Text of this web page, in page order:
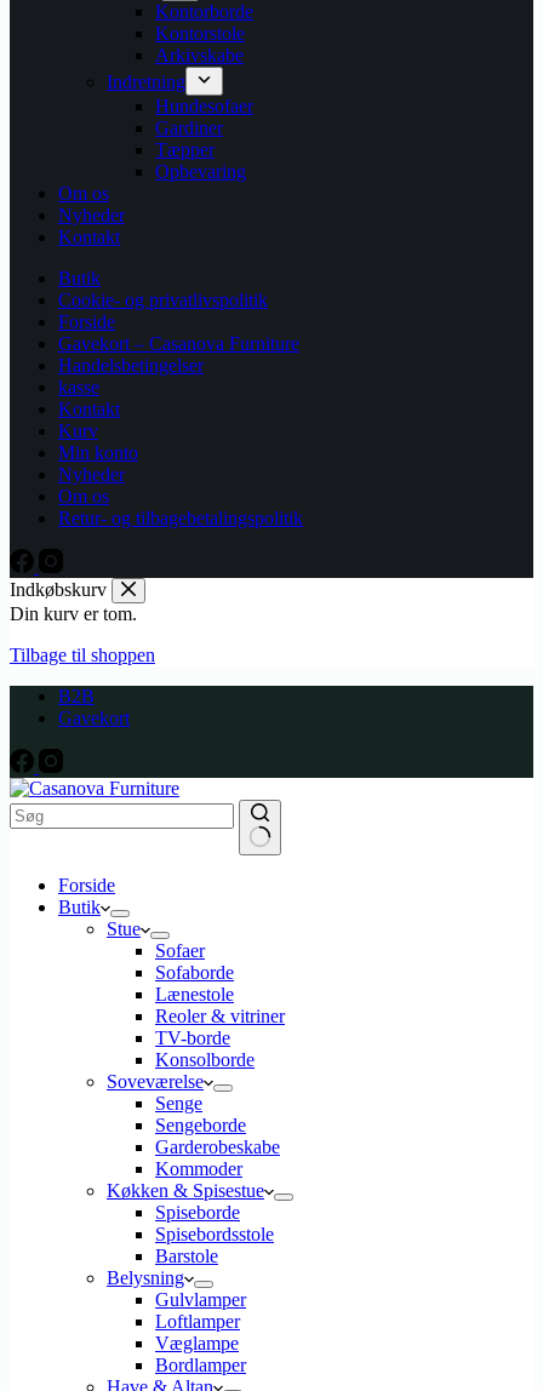
Kontorborde
Kontorstole
Arkivskabe
Indretning
Hundesofaer
Gardiner
Tæpper
Opbevaring
Om os
Nyheder
Kontakt
Butik
Cookie- og privatlivspolitik
Forside
Gavekort – Casanova Furniture
Handelsbetingelser
kasse
Kontakt
Kurv
Min konto
Nyheder
Om os
Retur- og tilbagebetalingspolitik
Indkøbskurv
Din kurv er tom.
Tilbage til shoppen
B2B
Gavekort
resultaterForside
Butik
Stue
Sofaer
Sofaborde
Lænestole
Reoler & vitriner
TV-borde
Konsolborde
Soveværelse
Senge
Sengeborde
Garderobeskabe
Kommoder
Køkken & Spisestue
Spiseborde
Spisebordsstole
Barstole
Belysning
Gulvlamper
Loftlamper
Væglampe
Bordlamper
Have & Altan